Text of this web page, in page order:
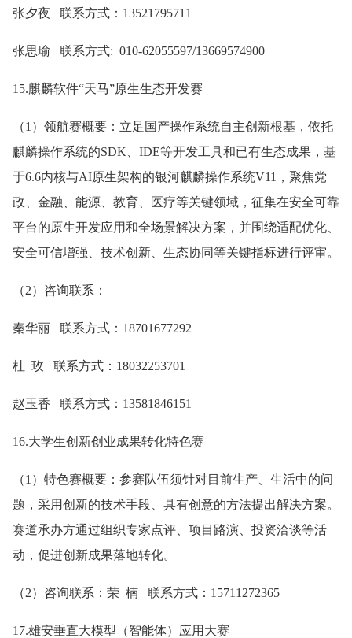
张夕夜 联系方式：13521795711
张思瑜 联系方式: 010-62055597/13669574900
15.麒麟软件“天马”原生生态开发赛
（1）领航赛概要：立足国产操作系统自主创新根基，依托
麒麟操作系统的SDK、IDE等开发工具和已有生态成果，基
于6.6内核与AI原生架构的银河麒麟操作系统V11，聚焦党
政、金融、能源、教育、医疗等关键领域，征集在安全可靠
平台的原生开发应用和全场景解决方案，并围绕适配优化、
安全可信增强、技术创新、生态协同等关键指标进行评审。
（2）咨询联系：
秦华丽 联系方式：18701677292
杜 玫 联系方式：18032253701
赵玉香 联系方式：13581846151
16.大学生创新创业成果转化特色赛
（1）特色赛概要：参赛队伍须针对目前生产、生活中的问
题，采用创新的技术手段、具有创意的方法提出解决方案。
赛道承办方通过组织专家点评、项目路演、投资洽谈等活
动，促进创新成果落地转化。
（2）咨询联系：荣 楠 联系方式：15711272365
17.雄安垂直大模型（智能体）应用大赛